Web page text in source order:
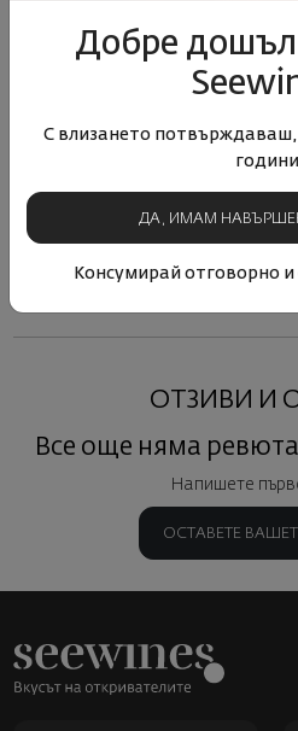
Мерло 2023
ОТЗИВИ И
Все още няма
Напишете
ОСТАВЕТЕ
Добре дошъл
С влизането
ДА, ИМАМ
Консумирай отговорно